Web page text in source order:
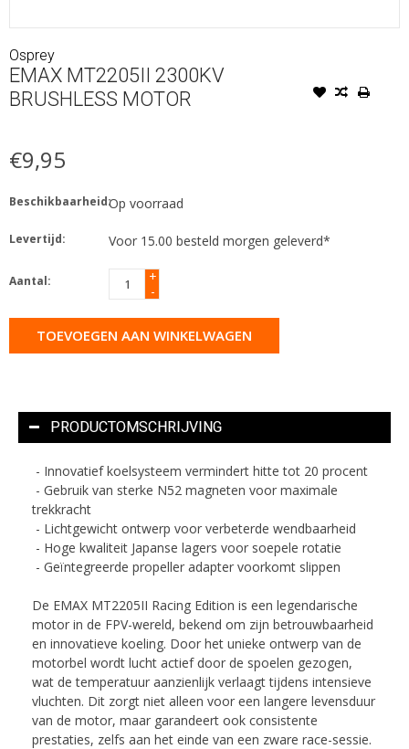
Osprey
EMAX MT2205II 2300KV
BRUSHLESS MOTOR
€9,95
Beschikbaarheid:Op voorraad
Levertijd: Voor 15.00 besteld morgen geleverd*
Aantal:
+
-
TOEVOEGEN AAN WINKELWAGEN
PRODUCTOMSCHRIJVING
- Innovatief koelsysteem vermindert hitte tot 20 procent
- Gebruik van sterke N52 magneten voor maximale
trekkracht
- Lichtgewicht ontwerp voor verbeterde wendbaarheid
- Hoge kwaliteit Japanse lagers voor soepele rotatie
- Geïntegreerde propeller adapter voorkomt slippen
De EMAX MT2205II Racing Edition is een legendarische
motor in de FPV-wereld, bekend om zijn betrouwbaarheid
en innovatieve koeling. Door het unieke ontwerp van de
motorbel wordt lucht actief door de spoelen gezogen,
wat de temperatuur aanzienlijk verlaagt tijdens intensieve
vluchten. Dit zorgt niet alleen voor een langere levensduur
van de motor, maar garandeert ook consistente
prestaties, zelfs aan het einde van een zware race-sessie.